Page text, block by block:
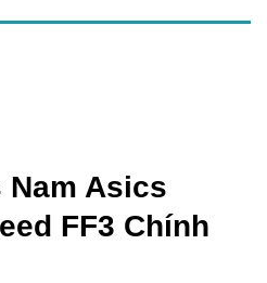
Nam Asics
FF3 Chính